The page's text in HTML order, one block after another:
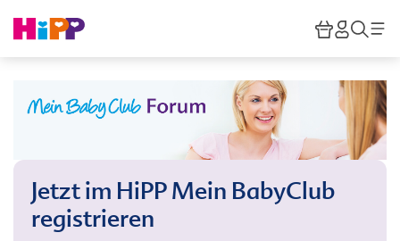
HiPP
Jetzt im HiPP Mein BabyClub
registrieren